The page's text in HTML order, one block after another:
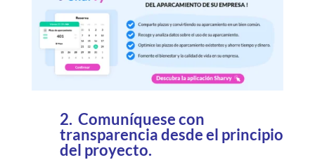
2. Comuníquese con
transparencia desde el principio
del proyecto.